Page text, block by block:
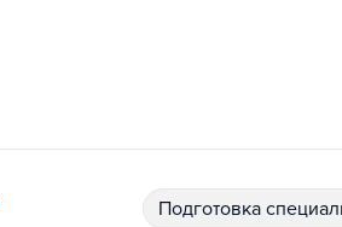
подготовка